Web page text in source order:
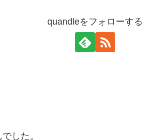
quandleをフォローする
した。